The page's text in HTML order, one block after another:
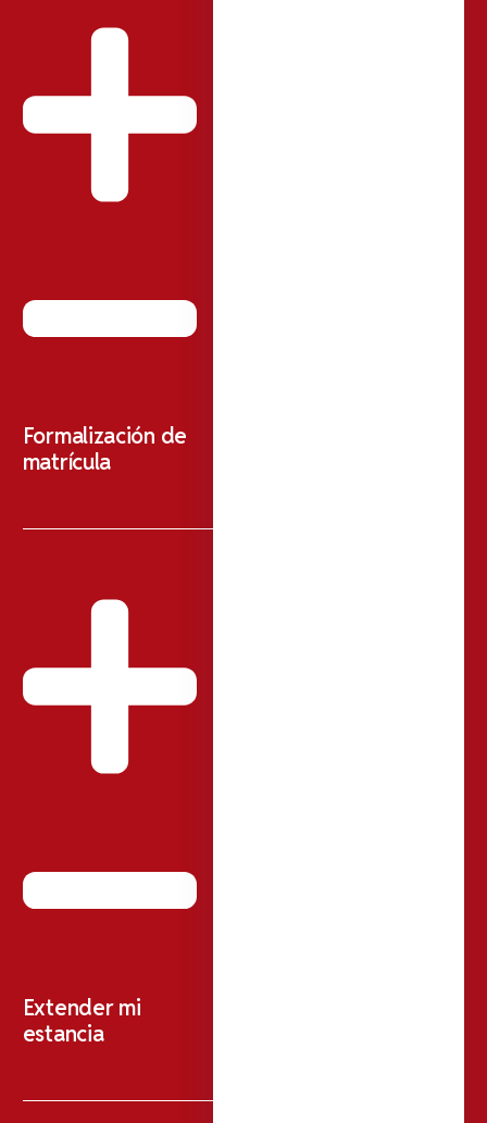
Formalización de
matrícula
Extender mi
estancia